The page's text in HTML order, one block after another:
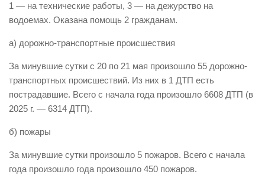
УГЗ рекомендует
Памятки населению
Как стать спасателем
Уголок гражданской обороны
Пресс-центр
Наша работа
1 — на технические работы, 3 — на дежурство на
водоемах. Оказана помощь 2 гражданам.
а) дорожно-транспортные происшествия
За минувшие сутки с 20 по 21 мая произошло 55 дорожно-
транспортных происшествий. Из них в 1 ДТП есть
пострадавшие. Всего с начала года произошло 6608 ДТП (в
2025 г. — 6314 ДТП).
б) пожары
За минувшие сутки произошло 5 пожаров. Всего с начала
года произошло года произошло 450 пожаров.